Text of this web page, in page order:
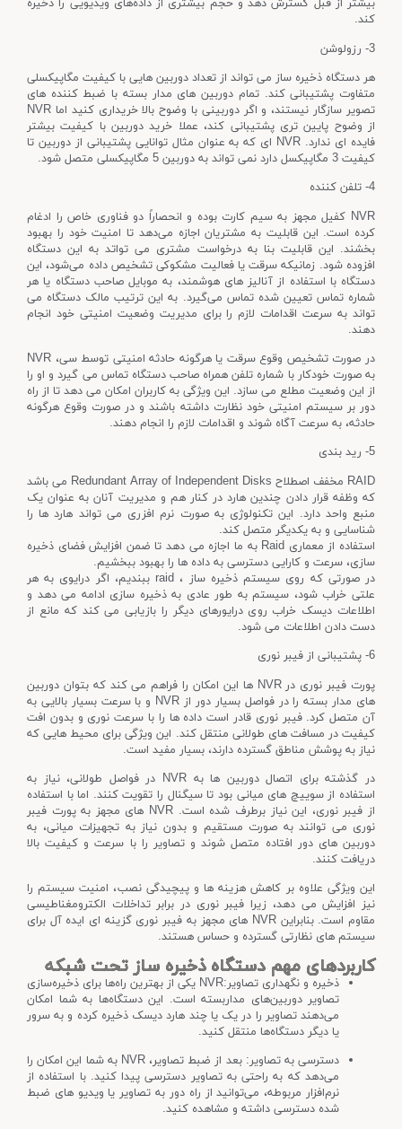
بیشتر از قبل گسترش دهد و حجم بیشتری از داده‌های ویدیویی را ذخیره
کند.
3- رزولوشن
هر دستگاه ذخیره ساز می تواند از تعداد دوربین هایی با کیفیت مگاپیکسلی
متفاوت پشتیبانی کند. تمام دوربین های مدار بسته با ضبط کننده های
تصویر سازگار نیستند، و اگر دوربینی با وضوح بالا خریداری کنید اما NVR
از وضوح پایین تری پشتیبانی کند، عملا خرید دوربین با کیفیت بیشتر
فایده ای ندارد. NVR ای که به عنوان مثال توانایی پشتیبانی از دوربین تا
کیفیت 3 مگاپیکسل دارد نمی تواند به دوربین 5 مگاپیکسلی متصل شود.
4- تلفن کننده
NVR کفیل مجهز به سیم کارت بوده و انحصاراً دو فناوری خاص را ادغام
کرده است. این قابلیت به مشتریان اجازه می‌دهد تا امنیت خود را بهبود
بخشند. این قابلیت بنا به درخواست مشتری می تواتد به این دستگاه
افزوده شود. زمانیکه سرقت یا فعالیت مشکوکی تشخیص داده می‌شود، این
دستگاه با استفاده از آنالیز های هوشمند، به موبایل صاحب دستگاه یا هر
شماره تماس تعیین شده تماس می‌گیرد. به این ترتیب مالک دستگاه می
تواند به سرعت اقدامات لازم را برای مدیریت وضعیت امنیتی خود انجام
دهند.
در صورت تشخیص وقوع سرقت یا هرگونه حادثه امنیتی توسط سی، NVR
به صورت خودکار با شماره تلفن همراه صاحب دستگاه تماس می گیرد و او را
از این وضعیت مطلع می سازد. این ویژگی به کاربران امکان می دهد تا از راه
دور بر سیستم امنیتی خود نظارت داشته باشند و در صورت وقوع هرگونه
حادثه، به سرعت آگاه شوند و اقدامات لازم را انجام دهند.
5- رید بندی
RAID مخفف اصطلاح Redundant Array of Independent Disks می‌ باشد
که وظفه قرار دادن چندین هارد در کنار هم و مدیریت آنان به عنوان یک
منبع واحد دارد. این تکنولوژی به صورت نرم افزری می تواند هارد ها را
شناسایی و به یکدیگر متصل کند.
استفاده از معماری Raid به ما اجازه می دهد تا ضمن افزایش فضای ذخیره
سازی، سرعت و کارایی دسترسی به داده ها را بهبود ببخشیم.
در صورتی که روی سیستم ذخیره ساز ، raid ببندیم، اگر درایوی به هر
علتی خراب شود، سیستم به طور عادی به ذخیره سازی ادامه می دهد و
اطلاعات دیسک خراب روی درایورهای دیگر را بازیابی می کند که مانع از
دست دادن اطلاعات می شود.
6- پشتیبانی از فیبر نوری
پورت فیبر نوری در NVR ها این امکان را فراهم می کند که بتوان دوربین
های مدار بسته را در فواصل بسیار دور از NVR و با سرعت بسیار بالایی به
آن متصل کرد. فیبر نوری قادر است داده ها را با سرعت نوری و بدون افت
کیفیت در مسافت های طولانی منتقل کند. این ویژگی برای محیط هایی که
نیاز به پوشش مناطق گسترده دارند، بسیار مفید است.
در گذشته برای اتصال دوربین ها به NVR در فواصل طولانی، نیاز به
استفاده از سوییچ های میانی بود تا سیگنال را تقویت کنند. اما با استفاده
از فیبر نوری، این نیاز برطرف شده است. NVR های مجهز به پورت فیبر
نوری می توانند به صورت مستقیم و بدون نیاز به تجهیزات میانی، به
دوربین های دور افتاده متصل شوند و تصاویر را با سرعت و کیفیت بالا
دریافت کنند.
این ویژگی علاوه بر کاهش هزینه ها و پیچیدگی نصب، امنیت سیستم را
نیز افزایش می دهد، زیرا فیبر نوری در برابر تداخلات الکترومغناطیسی
مقاوم است. بنابراین NVR های مجهز به فیبر نوری گزینه ای ایده آل برای
سیستم های نظارتی گسترده و حساس هستند.
کاربردهای مهم دستگاه ذخیره ساز تحت شبکه
ذخیره و نگهداری تصاویر:NVR یکی از بهترین راه‌ها برای ذخیره‌سازی
تصاویر دوربین‌های مداربسته است. این دستگاه‌ها به شما امکان
می‌دهند تصاویر را در یک یا چند هارد دیسک ذخیره کرده و به سرور
یا دیگر دستگاه‌ها منتقل کنید.
دسترسی به تصاویر: بعد از ضبط تصاویر، NVR به شما این امکان را
می‌دهد که به راحتی به تصاویر دسترسی پیدا کنید. با استفاده از
نرم‌افزار مربوطه، می‌توانید از راه دور به تصاویر یا ویدیو های ضبط
شده دسترسی داشته و مشاهده کنید.